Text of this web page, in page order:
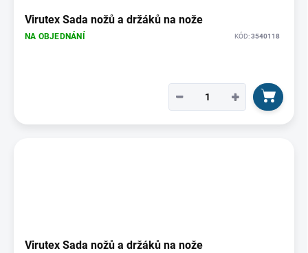
Virutex Sada nožů a držáků na nože
NA OBJEDNÁNÍ KÓD:3540118
+
−
Virutex Sada nožů a držáků na nože